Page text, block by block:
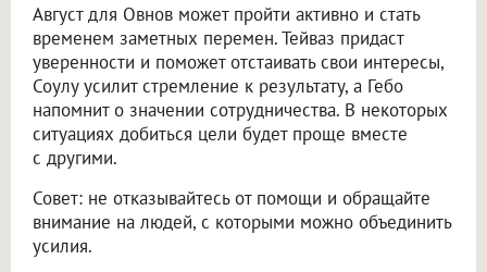
Август для Овнов может пройти активно и стать
временем заметных перемен. Тейваз придаст
уверенности и поможет отстаивать свои интересы,
Соулу усилит стремление к результату, а Гебо
напомнит о значении сотрудничества. В некоторых
ситуациях добиться цели будет проще вместе
с другими.
Совет: не отказывайтесь от помощи и обращайте
внимание на людей, с которыми можно объединить
усилия.